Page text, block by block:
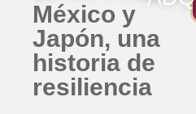
México y
Japón, una
historia de
resiliencia